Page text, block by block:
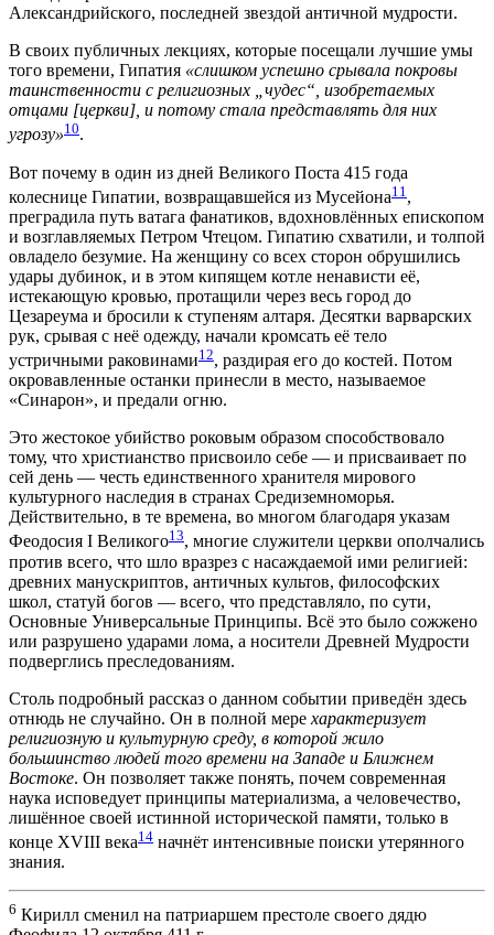
Александрийского, последней звездой античной мудрости.
В своих публичных лекциях, которые посещали лучшие умы
того времени, Гипатия «слишком успешно срывала покровы
таинственности с религиозных „чудес“, изобретаемых
отцами [церкви], и потому стала представлять для них
угрозу»10.
Вот почему в один из дней Великого Поста 415 года
колеснице Гипатии, возвращавшейся из Мусейона11 ,
преградила путь ватага фанатиков, вдохновлённых епископом
и возглавляемых Петром Чтецом. Гипатию схватили, и толпой
овладело безумие. На женщину со всех сторон обрушились
удары дубинок, и в этом кипящем котле ненависти её,
истекающую кровью, протащили через весь город до
Цезареума и бросили к ступеням алтаря. Десятки варварских
рук, срывая с неё одежду, начали кромсать её тело
устричными раковинами12, раздирая его до костей. Потом
окровавленные останки принесли в место, называемое
«Синарон», и предали огню.
Это жестокое убийство роковым образом способствовало
тому, что христианство присвоило себе — и присваивает по
сей день — честь единственного хранителя мирового
культурного наследия в странах Средиземноморья.
Действительно, в те времена, во многом благодаря указам
Феодосия I Великого13, многие служители церкви ополчались
против всего, что шло вразрез с насаждаемой ими религией:
древних манускриптов, античных культов, философских
школ, статуй богов — всего, что представляло, по сути,
Основные Универсальные Принципы. Всё это было сожжено
или разрушено ударами лома, а носители Древней Мудрости
подверглись преследованиям.
Столь подробный рассказ о данном событии приведён здесь
отнюдь не случайно. Он в полной мере характеризует
религиозную и культурную среду, в которой жило
большинство людей того времени на Западе и Ближнем
Востоке. Он позволяет также понять, почем современная
наука исповедует принципы материализма, а человечество,
лишённое своей истинной исторической памяти, только в
конце XVIII века14 начнёт интенсивные поиски утерянного
знания.
6 Кирилл сменил на патриаршем престоле своего дядю